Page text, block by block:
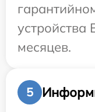
устройства
месяцев.
5